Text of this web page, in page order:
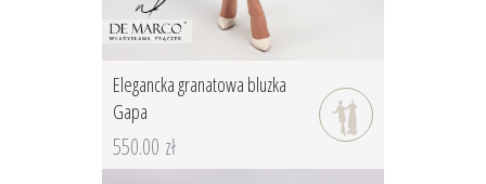
Elegancka granatowa bluzka
Gapa
550.00 zł